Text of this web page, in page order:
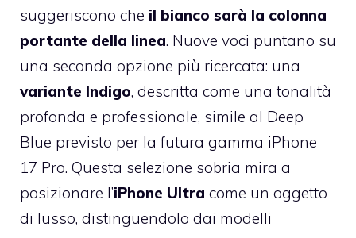
suggeriscono che il bianco sarà la colonna
portante della linea. Nuove voci puntano su
una seconda opzione più ricercata: una
variante Indigo, descritta come una tonalità
profonda e professionale, simile al Deep
Blue previsto per la futura gamma iPhone
17 Pro. Questa selezione sobria mira a
posizionare l’iPhone Ultra come un oggetto
di lusso, distinguendolo dai modelli